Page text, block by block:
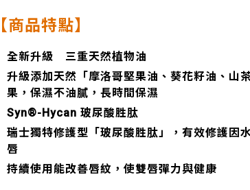
【商品特點】
全新升級 三重天然植物油
升級添加天然「摩洛哥堅果油、葵花籽油、山
果，保濕不油膩，長時間保濕
Syn®-Hycan 玻尿酸胜肽
瑞士獨特修護型「玻尿酸胜肽」，有效修護因
唇
持續使用能改善唇紋，使雙唇彈力與健康